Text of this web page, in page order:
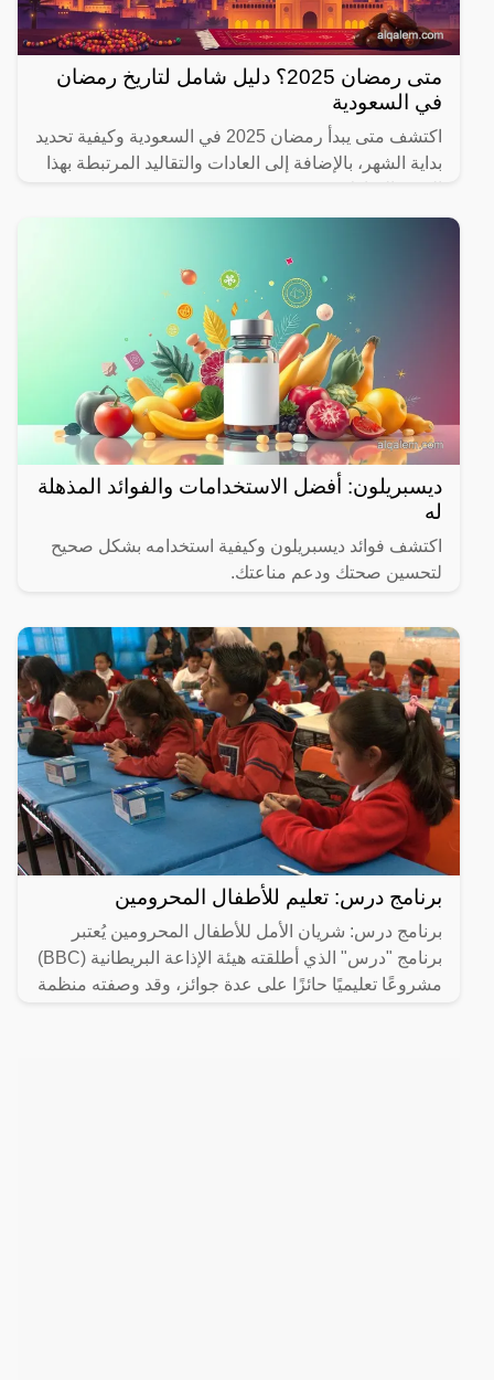
متى رمضان 2025؟ دليل شامل لتاريخ رمضان
في السعودية
اكتشف متى يبدأ رمضان 2025 في السعودية وكيفية تحديد
بداية الشهر، بالإضافة إلى العادات والتقاليد المرتبطة بهذا
ديسبريلون: أفضل الاستخدامات والفوائد المذهلة
له
اكتشف فوائد ديسبريلون وكيفية استخدامه بشكل صحيح
لتحسين صحتك ودعم مناعتك.
برنامج درس: تعليم للأطفال المحرومين
برنامج درس: شريان الأمل للأطفال المحرومين يُعتبر
برنامج "درس" الذي أطلقته هيئة الإذاعة البريطانية (BBC)
مشروعًا تعليميًا حائزًا على عدة جوائز، وقد وصفته منظمة